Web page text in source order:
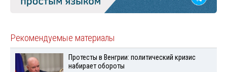
Рекомендуемые материалы
Протесты в Венгрии: политический кризис
набирает обороты